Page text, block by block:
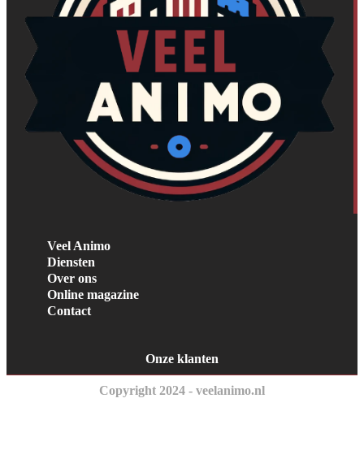
Veel Animo
Diensten
Over ons
Online magazine
Contact
Onze klanten
Copyright 2024 - veelanimo.nl